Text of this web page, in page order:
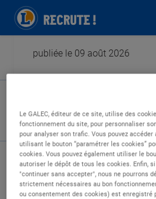
publiée le 09 août 2026
Type de contrat :
Expérience :
Études :
Le GALEC, éditeur de ce site, utilise des
fonctionnement du site, pour personnaliser
pour analyser son trafic. Vous pouvez
utilisant le bouton “paramétrer les cookies”
cookies. Vous pouvez également utiliser le
autoriser le dépôt de tous les cookies. Enfin,
"continuer sans accepter", nous ne pourrons
strictement nécessaires au bon
ou consentement des cookies) est enregistré